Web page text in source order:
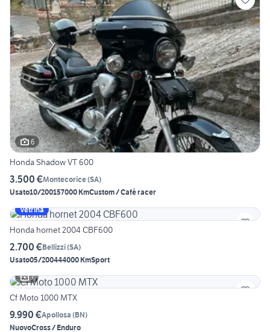
6
Honda Shadow VT 600
3.500 €Montecorice(SA)
Usato10/200157000 KmCustom / Café racer
Vetrina
Honda hornet 2004 CBF600
2.700 €Bellizzi(SA)
Usato05/200444000 KmSport
7
Cf Moto 1000 MTX
9.990 €Apollosa (BN)
NuovoCross / Enduro